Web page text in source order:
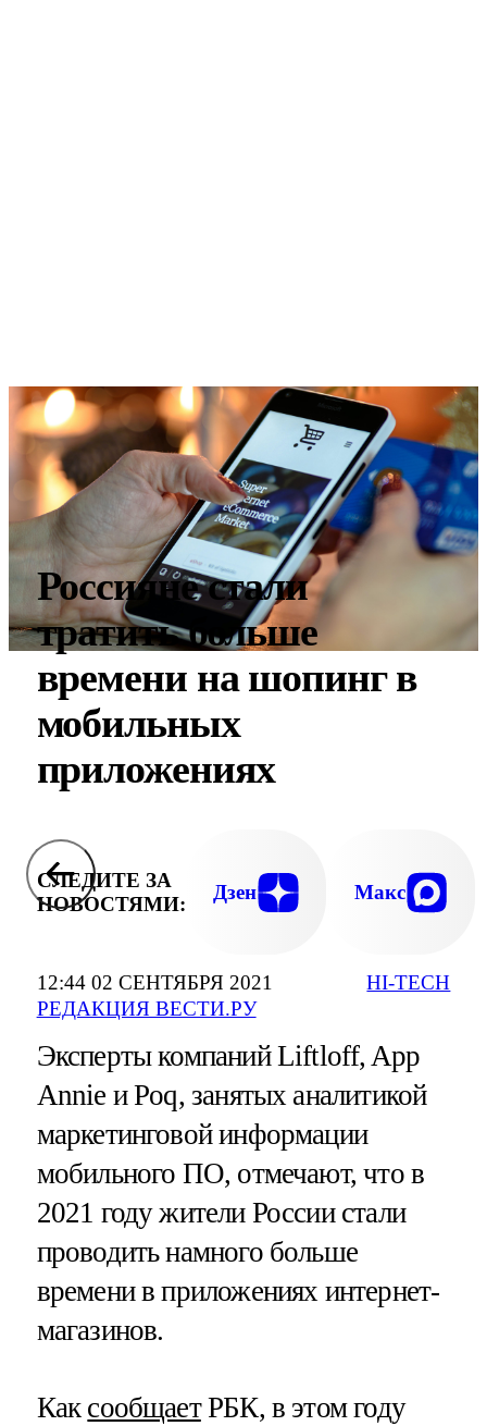
12:44 02 СЕНТЯБРЯ 2021
РЕДАКЦИЯ ВЕСТИ.РУ
HI-TECH
Россияне стали
тратить больше
времени на шопинг в
мобильных
приложениях
СЛЕДИТЕ ЗА
НОВОСТЯМИ:
Дзен Макс
Эксперты компаний Liftloff, App
Annie и Poq, занятых аналитикой
маркетинговой информации
мобильного ПО, отмечают, что в
2021 году жители России стали
проводить намного больше
времени в приложениях интернет-
магазинов.
Как сообщаетРБК, в этом году